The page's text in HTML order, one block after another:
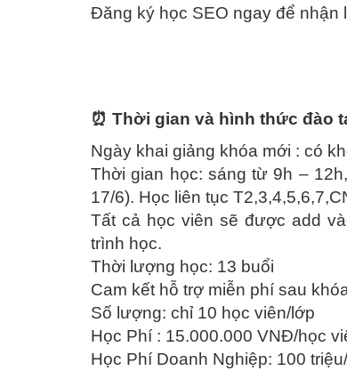
Đăng ký học SEO ngay để nhận
⏰ Thời gian và hình thức đào
Ngày khai giảng khóa mới : có
Thời gian học: sáng từ 9h –
17/6). Học liên tục
Tất cả học viên sẽ được add
trình học.
Thời lượng học: 13 buổi
Cam kết hỗ trợ miễn phí sau
Số lượng: chỉ 10 học viên/lớp
Học Phí : 15.000.000 VNĐ/học
Học Phí Doanh Nghiệp: 100